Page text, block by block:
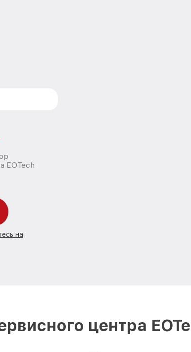
EOTech
на
центра